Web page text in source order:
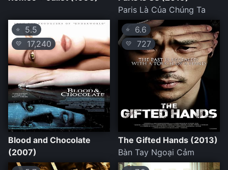
Paris Là Của Chúng Ta
⭐ 5.5
💛 17,240
Blood and Chocolate
(2007)
⭐ 6.6
💛 727
The Gifted Hands (2013)
Bàn Tay Ngoại Cảm